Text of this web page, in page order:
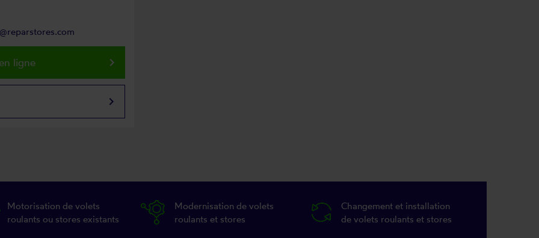
ligne keyboard_arrow_right
keyboard_arrow_right
Motorisation de volets
roulants ou stores existants
Modernisation de volets
roulants et stores
Changement et installation
de volets roulants et stores